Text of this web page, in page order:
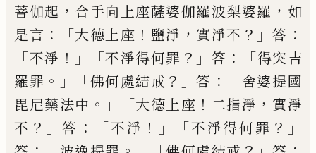
菩伽起 ， 合手向上座薩婆伽羅波梨婆羅 ， 如
是言 ：「大德上座 ！ 鹽淨 ， 實淨不 ？」答 ：
「不淨 ！」「不淨得何罪 ？」 答 ：「得突吉
羅罪 。」「佛何處結戒 ？」答 ：「舍婆提國
毘尼藥法中 。」「大德上座 ！ 二指淨 ， 實淨
不 ？」答 ： 「不淨 ！」「不淨得何罪 ？」